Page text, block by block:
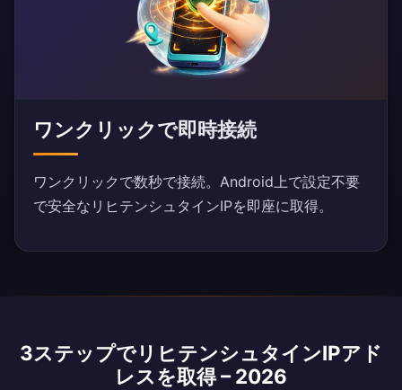
ワンクリックで即時接続
ワンクリックで数秒で接続。Android上で設定不要
で安全なリヒテンシュタインIPを即座に取得。
3ステップでリヒテンシュタインIPアド
レスを取得 – 2026